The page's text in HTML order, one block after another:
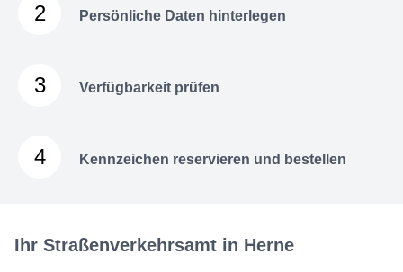
2 Persönliche Daten hinterlegen
3 Verfügbarkeit prüfen
4 Kennzeichen reservieren und bestellen
Ihr Straßenverkehrsamt in Herne